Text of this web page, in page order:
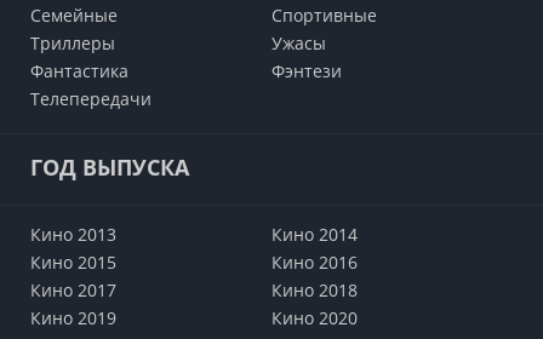
Семейные
Cпортивные
Триллеры
Ужасы
Фантастика
Фэнтези
Телепередачи
ГОД ВЫПУСКА
Кино 2013
Кино 2014
Кино 2015
Кино 2016
Кино 2017
Кино 2018
Кино 2019
Кино 2020